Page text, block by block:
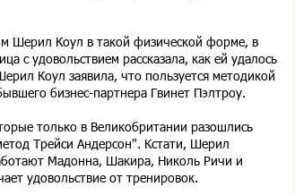
Шерил Коул в такой физической форме, в
с удовольствием рассказала, как ей удалось
Коул заявила, что пользуется методикой
бизнес-партнера Гвинет Пэлтроу.
только в Великобритании разошлись
Трейси Андерсон". Кстати, Шерил
Мадонна, Шакира, Николь Ричи и
удовольствие от тренировок.